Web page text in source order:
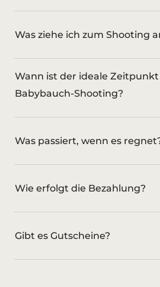
Was ziehe ich zum Shooting
Wann ist der ideale
Babybauch-Shooting?
Was passiert, wenn es
Wie erfolgt die Bezahlung?
Gibt es Gutscheine?